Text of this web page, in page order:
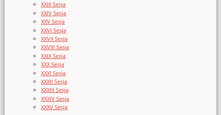
XXIII Sesja
XXIV Sesja
XXV Sesja
XXVI Sesja
XXVII Sesja
XXVIII Sesja
XXIX Sesja
XXX Sesja
XXXI Sesja
XXXII Sesja
XXXIII Sesja
XXXIV Sesja
XXXV Sesja